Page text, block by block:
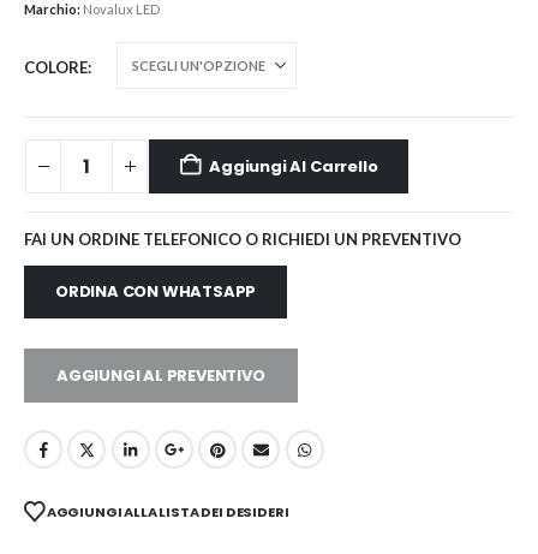
Marchio: Novalux LED
COLORE
Aggiungi Al Carrello
FAI UN ORDINE TELEFONICO O RICHIEDI UN PREVENTIVO
ORDINA CON WHATSAPP
AGGIUNGI AL PREVENTIVO
AGGIUNGI ALLA LISTA DEI DESIDERI